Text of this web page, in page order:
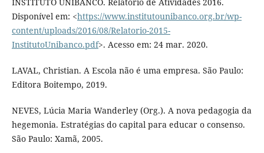
Disponível em: <https://www.institutounibanco.org.br/wp-
content/uploads/2016/08/Relatorio-2015-
InstitutoUnibanco.pdf>. Acesso em: 24 mar. 2020.
LAVAL, Christian. A Escola não é uma empresa. São Paulo:
Editora Boitempo, 2019.
NEVES, Lúcia Maria Wanderley (Org.). A nova pedagogia da
hegemonia. Estratégias do capital para educar o consenso.
São Paulo: Xamã, 2005.